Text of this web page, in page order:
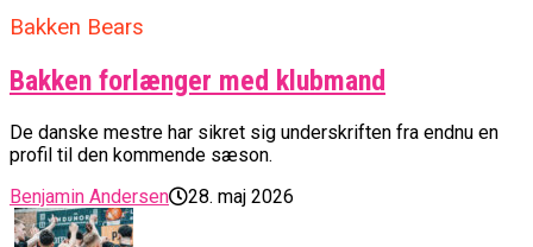
Bakken Bears
Bakken forlænger med klubmand
De danske mestre har sikret sig underskriften fra endnu en
profil til den kommende sæson.
Benjamin Andersen
28. maj 2026